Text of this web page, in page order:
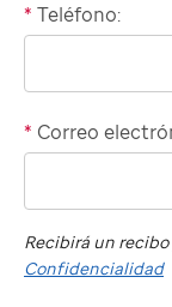
Domestic
phone
* Teléfono:
International
phone
"billing"
* Correo
Recibirá un
Confidencialidad